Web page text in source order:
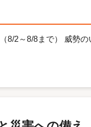
8/2～8/8まで） 威勢